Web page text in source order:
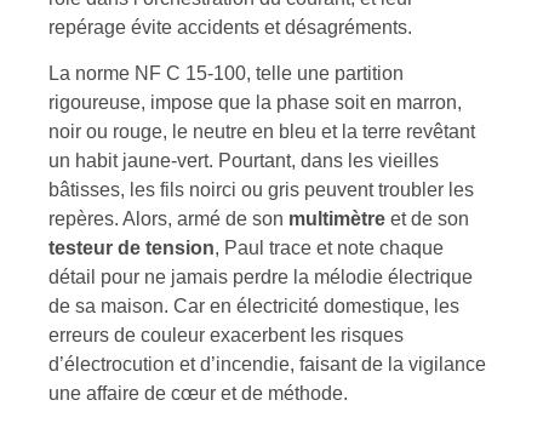
repérage évite accidents et désagréments.
La norme NF C 15-100, telle une partition
rigoureuse, impose que la phase soit en marron,
noir ou rouge, le neutre en bleu et la terre revêtant
un habit jaune-vert. Pourtant, dans les vieilles
bâtisses, les fils noirci ou gris peuvent troubler les
repères. Alors, armé de son multimètre et de son
testeur de tension, Paul trace et note chaque
détail pour ne jamais perdre la mélodie électrique
de sa maison. Car en électricité domestique, les
erreurs de couleur exacerbent les risques
d’électrocution et d’incendie, faisant de la vigilance
une affaire de cœur et de méthode.